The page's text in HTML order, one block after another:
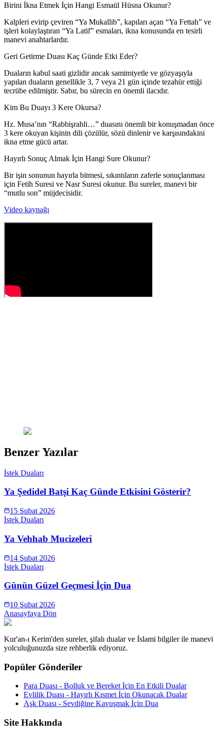
Birini İkna Etmek İçin Hangi Esmaül Hüsna Okunur?
Kalpleri evirip çeviren “Ya Mukallib”, kapıları açan “Ya Fettah” ve
işleri kolaylaştıran “Ya Latif” esmaları, ikna konusunda en tesirli
manevi anahtarlardır.
Geri Getirme Duası Kaç Günde Etki Eder?
Duaların kabul saati gizlidir ancak samimiyetle ve gözyaşıyla
yapılan duaların genellikle 3, 7 veya 21 gün içinde tezahür ettiği
tecrübe edilmiştir. Sabır, bu sürecin en önemli ilacıdır.
Kim Bu Duayı 3 Kere Okursa?
Hz. Musa’nın “Rabbişrahli…” duasını önemli bir konuşmadan önce
3 kere okuyan kişinin dili çözülür, sözü dinlenir ve karşısındakini
ikna etme gücü artar.
Hayırlı Sonuç Almak İçin Hangi Sure Okunur?
Bir işin sonunun hayırla bitmesi, sıkıntıların zaferle sonuçlanması
için Fetih Suresi ve Nasr Suresi okunur. Bu sureler, manevi bir
“mutlu son” müjdecisidir.
Video kaynağı
Benzer Yazılar
İstek Duaları
Ya Şedidel Batşi Kaç Günde Etkisini Gösterir?
15 Şubat 2026
İstek Duaları
Ya Vehhab Mucizeleri
14 Şubat 2026
İstek Duaları
Günün Güzel Geçmesi İçin Dua
10 Şubat 2026
Anasayfaya Dön
Kur'an-ı Kerim'den sureler, şifalı dualar ve İslami bilgiler ile manevi
yolculuğunuzda size rehberlik ediyoruz.
Popüler Gönderiler
Para Duası - Bolluk ve Bereket İçin En Etkili Dualar
Evlilik Duası - Hayırlı Kısmet İçin Okunacak Dualar
Aşk Duası - Sevdiğine Kavuşmak İçin Dua
Site Hakkında